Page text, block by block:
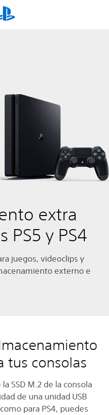
extra
PS5 y PS4
juegos, videoclips y
externo e
tus consolas
SSD M.2 de la consola
de una unidad USB
para PS4, puedes